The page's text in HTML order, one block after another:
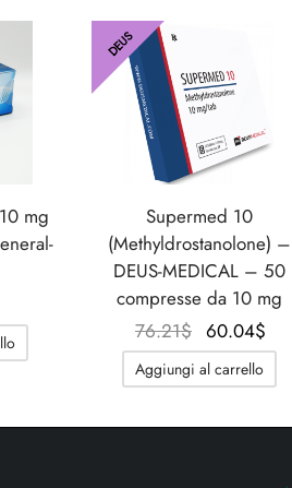
mg
DEUS
Supermed 10
(Methyldrostanolone) –
DEUS-MEDICAL – 50
compresse da 10 mg
76.21$
Il
prezzo
originale
60.04$
Aggiungi al carrello